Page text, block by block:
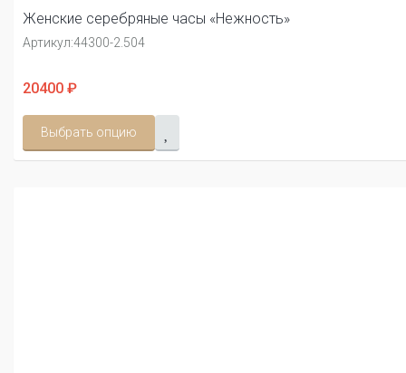
Женские серебряные часы «Нежность»
Артикул:44300-2.504
20400 ₽
Выбрать опцию